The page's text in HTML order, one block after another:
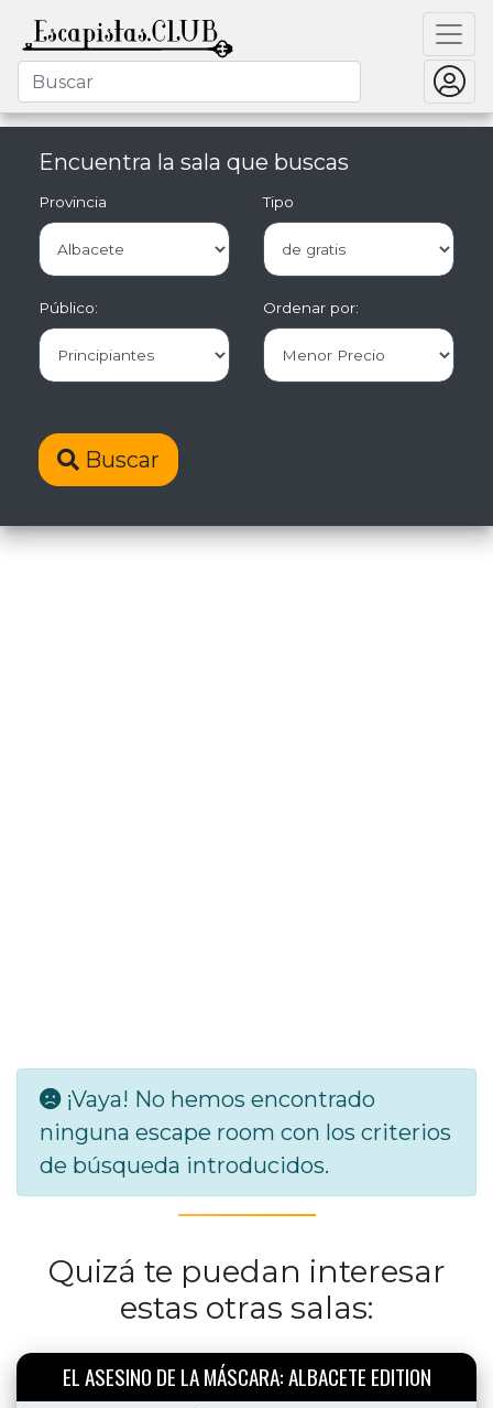
Encuentra la sala que buscas
Provincia Tipo
Público: Ordenar por:
Buscar
¡Vaya! No hemos encontrado
ninguna escape room con los criterios
de búsqueda introducidos.
Quizá te puedan interesar
estas otras salas:
EL ASESINO DE LA MÁSCARA: ALBACETE EDITION